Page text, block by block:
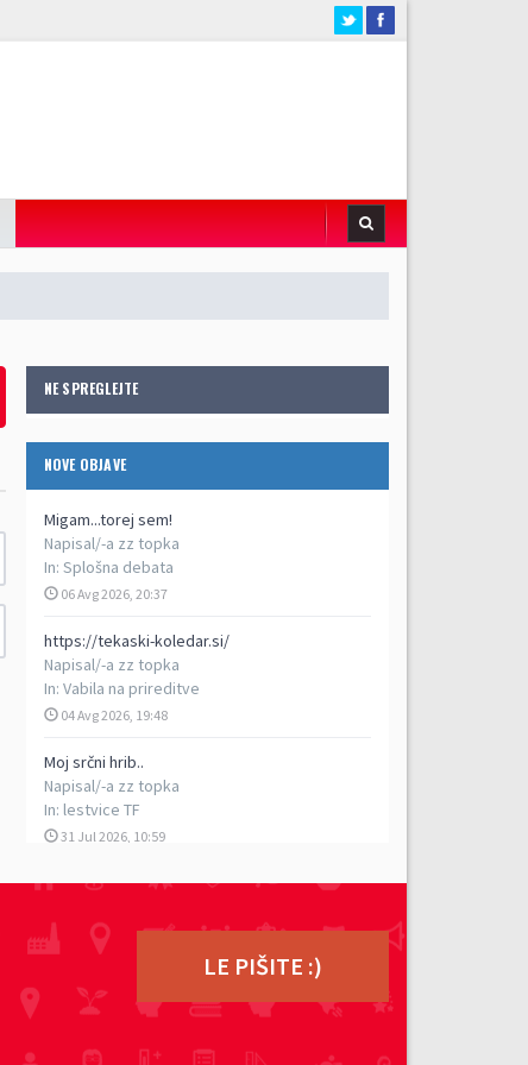
NE SPREGLEJTE
NOVE OBJAVE
Migam...torej sem!
Napisal/-a zz topka
In: Splošna debata
06 Avg 2026, 20:37
https://tekaski-koledar.si/
Napisal/-a zz topka
In: Vabila na prireditve
04 Avg 2026, 19:48
Moj srčni hrib..
Napisal/-a zz topka
In: lestvice TF
31 Jul 2026, 10:59
5. vzpon na Porezen
In:
Poročila s prireditev
29 Jul 2026, 17:13
TEK DVOJK - petkilometrski rekreativni tek v
Napisal/-a
ziga
LE PIŠITE :)